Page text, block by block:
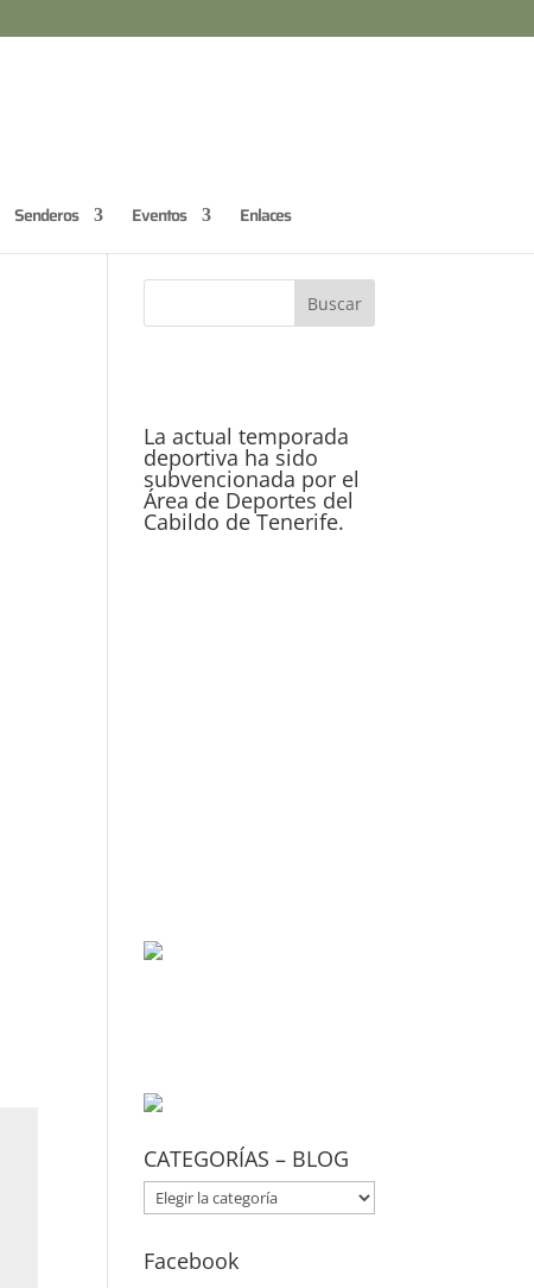
Senderos Eventos Enlaces
La actual temporada
deportiva ha sido
subvencionada por el
Área de Deportes del
Cabildo de Tenerife.
CATEGORÍAS – BLOG
CATEGORÍAS
–
BLOG
Facebook